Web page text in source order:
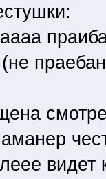
видет